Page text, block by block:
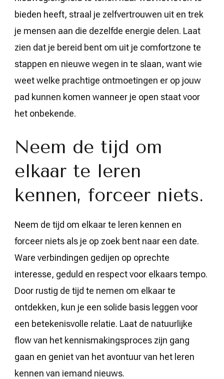
bieden heeft, straal je zelfvertrouwen uit en trek
je mensen aan die dezelfde energie delen. Laat
zien dat je bereid bent om uit je comfortzone te
stappen en nieuwe wegen in te slaan, want wie
weet welke prachtige ontmoetingen er op jouw
pad kunnen komen wanneer je open staat voor
het onbekende.
Neem de tijd om
elkaar te leren
kennen, forceer niets.
Neem de tijd om elkaar te leren kennen en
forceer niets als je op zoek bent naar een date.
Ware verbindingen gedijen op oprechte
interesse, geduld en respect voor elkaars tempo.
Door rustig de tijd te nemen om elkaar te
ontdekken, kun je een solide basis leggen voor
een betekenisvolle relatie. Laat de natuurlijke
flow van het kennismakingsproces zijn gang
gaan en geniet van het avontuur van het leren
kennen van iemand nieuws.